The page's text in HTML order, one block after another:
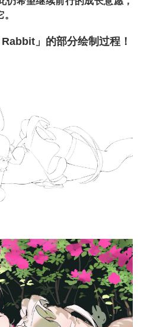
」的部分绘制过程！